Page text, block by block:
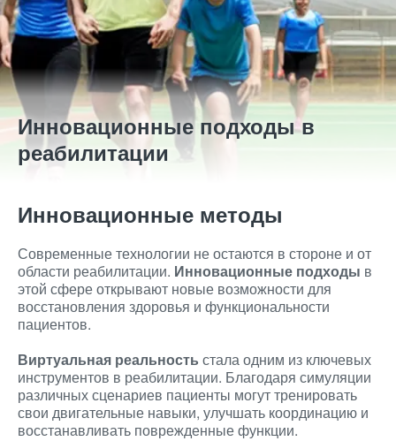
Инновационные подходы в
реабилитации
Инновационные методы
Современные технологии не остаются в стороне и от
области реабилитации. Инновационные подходы в
этой сфере открывают новые возможности для
восстановления здоровья и функциональности
пациентов.
Виртуальная реальность стала одним из ключевых
инструментов в реабилитации. Благодаря симуляции
различных сценариев пациенты могут тренировать
свои двигательные навыки, улучшать координацию и
восстанавливать поврежденные функции.